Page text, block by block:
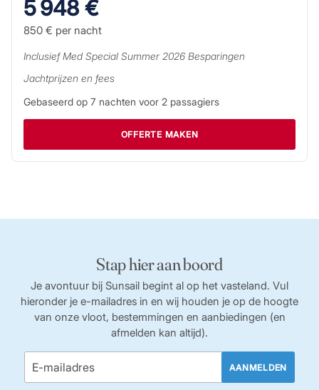
5 948 €
850 € per nacht
InclusiefMed Special Summer 2026Besparingen
Jachtprijzen en fees
Gebaseerd op 7 nachten voor 2passagiers
OFFERTE MAKEN
Stap hier aan boord
Je avontuur bij Sunsail begint al op het vasteland. Vul
hieronder je e-mailadres in en wij houden je op de hoogte
van onze vloot, bestemmingen en aanbiedingen (en
afmelden kan altijd).
AANMELDEN